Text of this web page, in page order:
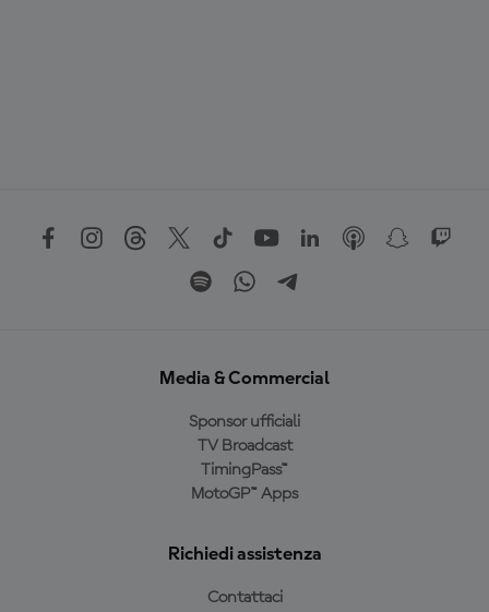
Media & Commercial
Sponsor ufficiali
TV Broadcast
TimingPass™
MotoGP™ Apps
Richiedi assistenza
Contattaci